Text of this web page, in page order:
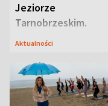
Jeziorze
Tarnobrzeskim.
Przyrodnicy zwracają
Aktualności